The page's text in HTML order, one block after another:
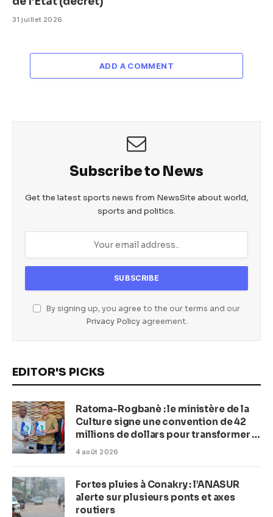
31 juillet 2026
ADD A COMMENT
Subscribe to News
Get the latest sports news from NewsSite about world,
sports and politics.
By signing up, you agree to the our terms and our
Privacy Policyagreement.
EDITOR'S PICKS
Ratoma-Rogbanè : le ministère de la
Culture signe une convention de 42
millions de dollars pour transformer la
plage en complexe balnéaire
4 août 2026
Fortes pluies à Conakry : l’ANASUR
alerte sur plusieurs ponts et axes
routiers